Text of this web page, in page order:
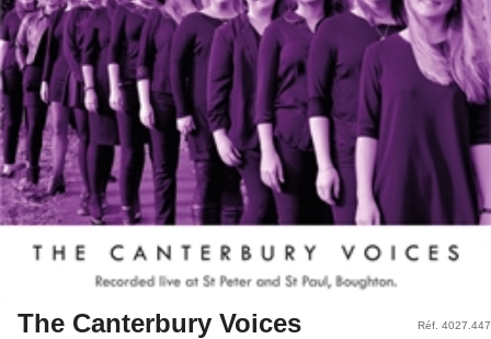
The Canterbury Voices Réf. 4027.447